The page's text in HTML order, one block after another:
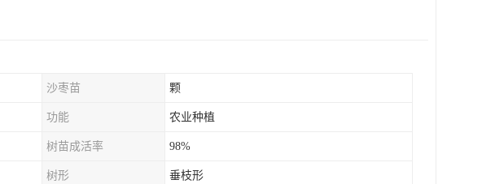
沙枣苗 颗
功能 农业种植
树苗成活率 98%
树形 垂枝形